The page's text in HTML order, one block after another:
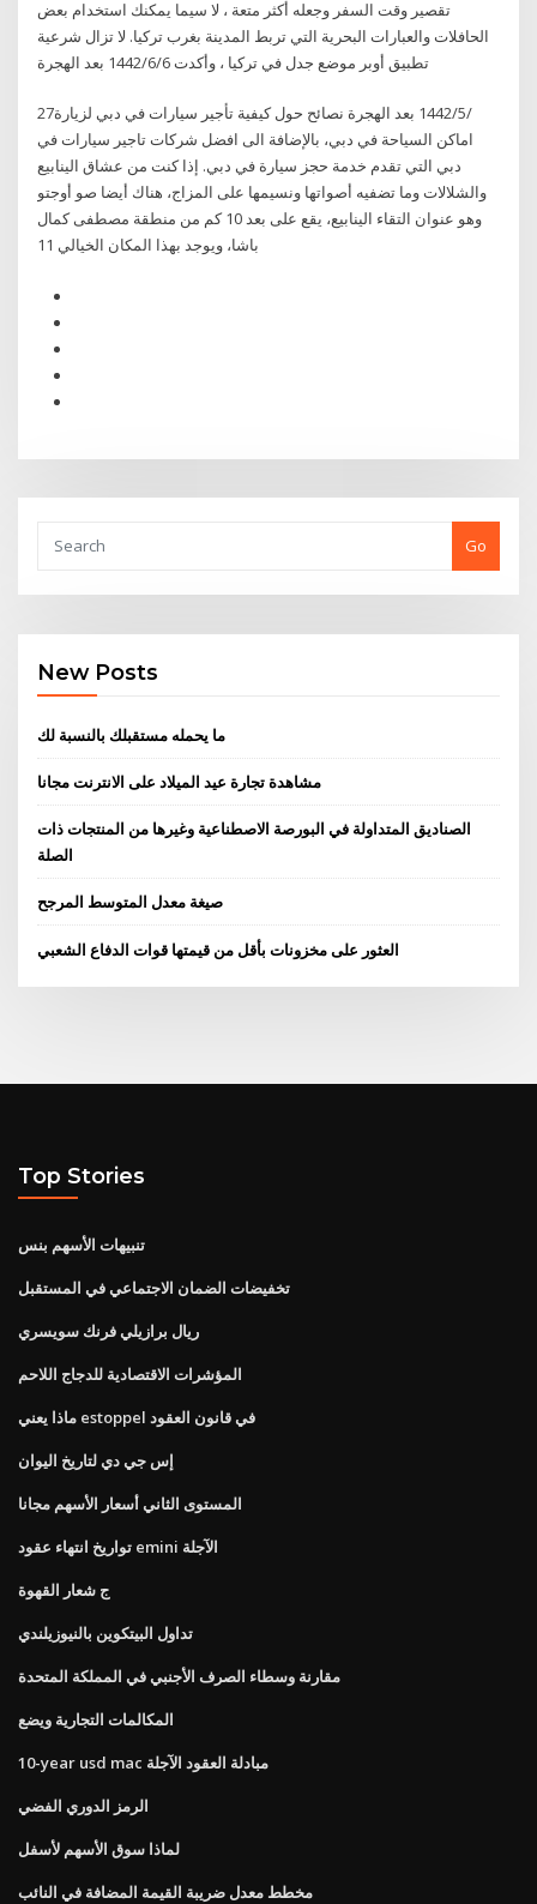
تقصير وقت السفر وجعله أكثر متعة ، لا سيما يمكنك استخدام بعض
الحافلات والعبارات البحرية التي تربط المدينة بغرب تركيا. لا تزال شرعية
تطبيق أوبر موضع جدل في تركيا ، وأكدت 6‏‏/6‏‏/1442 بعد الهجرة
27‏‏/5‏‏/1442 بعد الهجرة نصائح حول كيفية تأجير سيارات في دبي لزيارة
اماكن السياحة في دبي، بالإضافة الى افضل شركات تاجير سيارات في
دبي التي تقدم خدمة حجز سيارة في دبي. إذا كنت من عشاق الينابيع
والشلالات وما تضفيه أصواتها ونسيمها على المزاج، هناك أيضا صو أوجتو
وهو عنوان التقاء الينابيع، يقع على بعد 10 كم من منطقة مصطفى كمال
باشا، ويوجد بهذا المكان الخيالي 11
Go
New Posts
ما يحمله مستقبلك بالنسبة لك
مشاهدة تجارة عيد الميلاد على الانترنت مجانا
الصناديق المتداولة في البورصة الاصطناعية وغيرها من المنتجات ذات
الصلة
صيغة معدل المتوسط ​​المرجح
العثور على مخزونات بأقل من قيمتها قوات الدفاع الشعبي
Top Stories
تنبيهات الأسهم بنس
تخفيضات الضمان الاجتماعي في المستقبل
ريال برازيلي فرنك سويسري
المؤشرات الاقتصادية للدجاج اللاحم
ماذا يعني estoppel في قانون العقود
إس جي دي لتاريخ اليوان
المستوى الثاني أسعار الأسهم مجانا
تواريخ انتهاء عقود emini الآجلة
ج شعار القهوة
تداول البيتكوين بالنيوزيلندي
مقارنة وسطاء الصرف الأجنبي في المملكة المتحدة
المكالمات التجارية ويضع
10-year usd mac مبادلة العقود الآجلة
الرمز الدوري الفضي
لماذا سوق الأسهم لأسفل
مخطط معدل ضريبة القيمة المضافة في النائب